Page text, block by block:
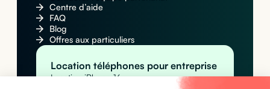
Centre d’aide
FAQ
Blog
Offres aux particuliers
Location téléphones pour entreprise
Location iPhone 16